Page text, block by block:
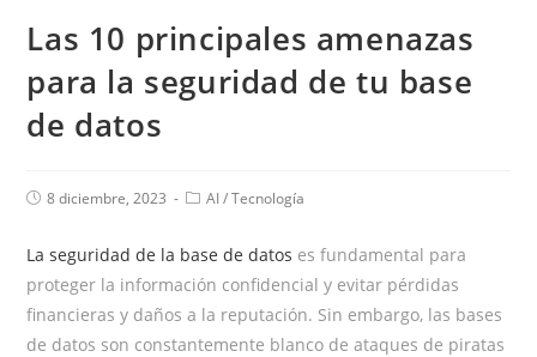
Las 10 principales amenazas
para la seguridad de tu base
de datos
8 diciembre, 2023 AI/Tecnología
La seguridad de la base de datos es fundamental para
proteger la información confidencial y evitar pérdidas
financieras y daños a la reputación. Sin embargo, las bases
de datos son constantemente blanco de ataques de piratas